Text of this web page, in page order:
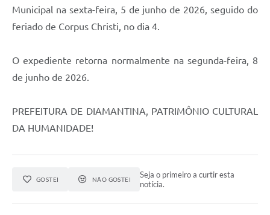
Municipal na sexta-feira, 5 de junho de 2026, seguido do
feriado de Corpus Christi, no dia 4.
O expediente retorna normalmente na segunda-feira, 8
de junho de 2026.
PREFEITURA DE DIAMANTINA, PATRIMÔNIO CULTURAL
DA HUMANIDADE!
GOSTEI NÃO GOSTEI
Seja o primeiro a curtir esta
notícia.